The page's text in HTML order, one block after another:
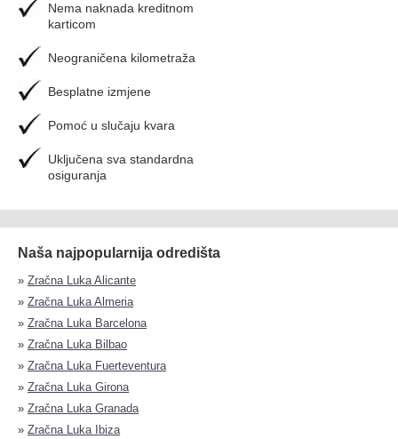
Nema naknada kreditnom
karticom
Neograničena kilometraža
Besplatne izmjene
Pomoć u slučaju kvara
Uključena sva standardna
osiguranja
Naša najpopularnija odredišta
» Zračna Luka Alicante
» Zračna Luka Almeria
» Zračna Luka Barcelona
» Zračna Luka Bilbao
» Zračna Luka Fuerteventura
» Zračna Luka Girona
» Zračna Luka Granada
» Zračna Luka Ibiza